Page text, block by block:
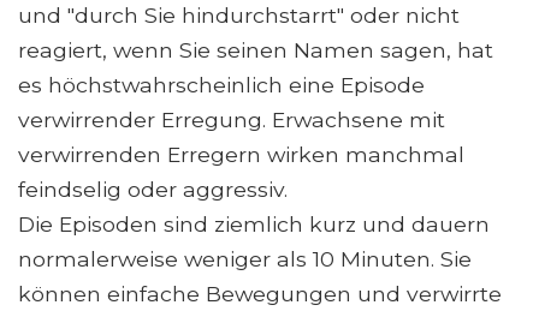
und "durch Sie hindurchstarrt" oder nicht
reagiert, wenn Sie seinen Namen sagen, hat
es höchstwahrscheinlich eine Episode
verwirrender Erregung. Erwachsene mit
verwirrenden Erregern wirken manchmal
feindselig oder aggressiv.
Die Episoden sind ziemlich kurz und dauern
normalerweise weniger als 10 Minuten. Sie
können einfache Bewegungen und verwirrte